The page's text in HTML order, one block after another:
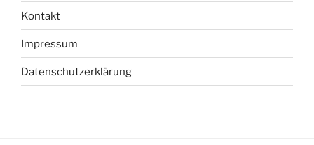
Kontakt
Impressum
Datenschutzerklärung